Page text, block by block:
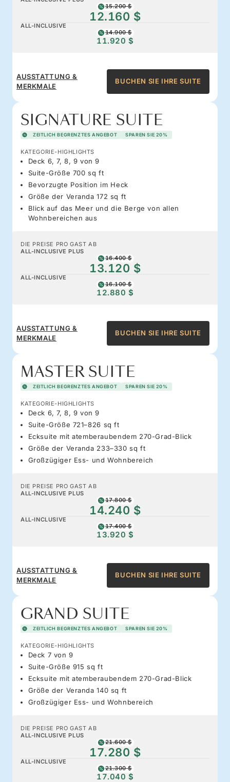
15.200 $
12.160 $
ALL-INCLUSIVE
14.900 $
11.920 $
AUSSTATTUNG &
MERKMALE
BUCHEN SIE IHRE SUITE
SIGNATURE SUITE
ZEITLICH BEGRENZTES ANGEBOT SPAREN SIE 20%
KATEGORIE-HIGHLIGHTS
Deck 6, 7, 8, 9 von 9
Suite-Größe 700 sq ft
Bevorzugte Position im Heck
Größe der Veranda 172 sq ft
Blick auf das Meer und die Berge von allen
Wohnbereichen aus
DIE PREISE PRO GAST AB
ALL-INCLUSIVE PLUS
16.400 $
13.120 $
ALL-INCLUSIVE
16.100 $
12.880 $
AUSSTATTUNG &
MERKMALE
BUCHEN SIE IHRE SUITE
MASTER SUITE
ZEITLICH BEGRENZTES ANGEBOT SPAREN SIE 20%
KATEGORIE-HIGHLIGHTS
Deck 6, 7, 8, 9 von 9
Suite-Größe 721–826 sq ft
Ecksuite mit atemberaubendem 270-Grad-Blick
Größe der Veranda 233–330 sq ft
Großzügiger Ess- und Wohnbereich
DIE PREISE PRO GAST AB
ALL-INCLUSIVE PLUS
17.800 $
14.240 $
ALL-INCLUSIVE
17.400 $
13.920 $
AUSSTATTUNG &
MERKMALE
BUCHEN SIE IHRE SUITE
GRAND SUITE
ZEITLICH BEGRENZTES ANGEBOT SPAREN SIE 20%
KATEGORIE-HIGHLIGHTS
Deck 7 von 9
Suite-Größe 915 sq ft
Ecksuite mit atemberaubendem 270-Grad-Blick
Größe der Veranda 140 sq ft
Großzügiger Ess- und Wohnbereich
DIE PREISE PRO GAST AB
ALL-INCLUSIVE PLUS
21.600 $
17.280 $
ALL-INCLUSIVE
21.300 $
17.040 $